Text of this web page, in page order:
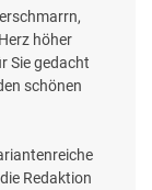
höher
Sie gedacht
schönen
Redaktion